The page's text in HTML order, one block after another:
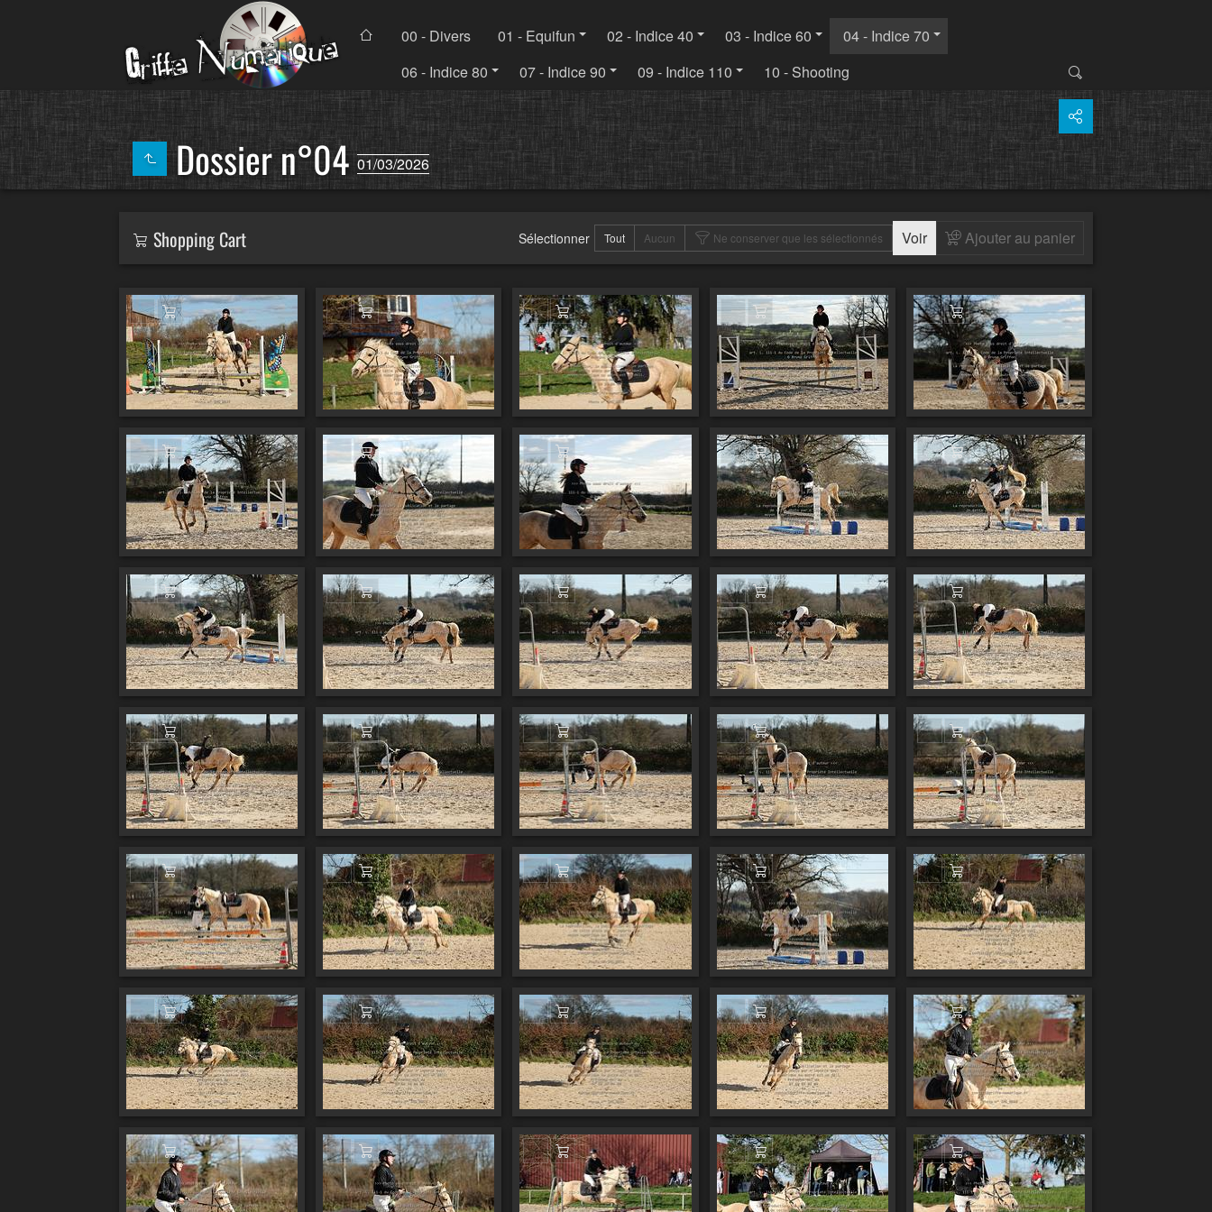
00 - Divers 01 - Equifun 02 - Indice 40 03 - Indice 60
04 - Indice 70
06 - Indice 80
07 - Indice 90 09 - Indice 110 10 - Shooting
Dossier n°0401/03/2026
Shopping Cart Sélectionner Tout Aucun Ne conserver que les sélectionnés Voir Ajouter au panier
Ajouter au panier Ajouter au panier Ajouter au panier Ajouter au panier Ajouter au panier
Ajouter au panier Ajouter au panier Ajouter au panier Ajouter au panier Ajouter au panier
Ajouter au panier Ajouter au panier Ajouter au panier Ajouter au panier Ajouter au panier
Ajouter au panier Ajouter au panier Ajouter au panier Ajouter au panier Ajouter au panier
Ajouter au panier Ajouter au panier Ajouter au panier Ajouter au panier Ajouter au panier
Ajouter au panier Ajouter au panier Ajouter au panier Ajouter au panier Ajouter au panier
Ajouter au panier Ajouter au panier Ajouter au panier Ajouter au panier Ajouter au panier